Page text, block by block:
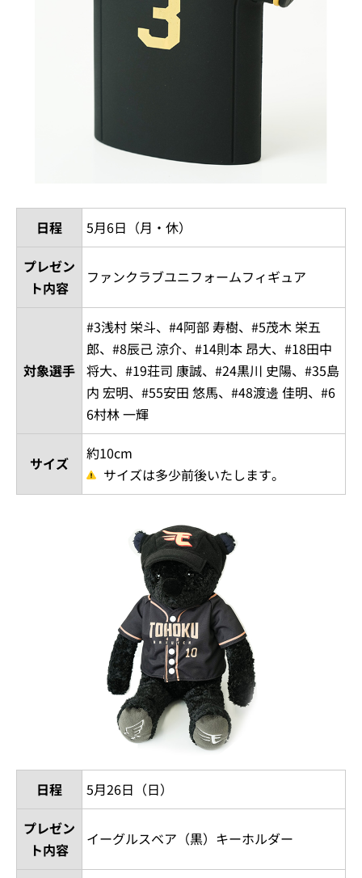
日程
5月6日（月・休）
プレゼン
ト内容
ファンクラブユニフォームフィギュア
対象選手
#3浅村 栄斗、#4阿部 寿樹、#5茂木 栄五
郎、#8辰己 涼介、#14則本 昂大、#18田中
将大、#19荘司 康誠、#24黒川 史陽、#35島
内 宏明、#55安田 悠馬、#48渡邊 佳明、#6
6村林 一輝
サイズ
約10cm
サイズは多少前後いたします。
日程
5月26日（日）
プレゼン
ト内容
イーグルスベア（黒）キーホルダー